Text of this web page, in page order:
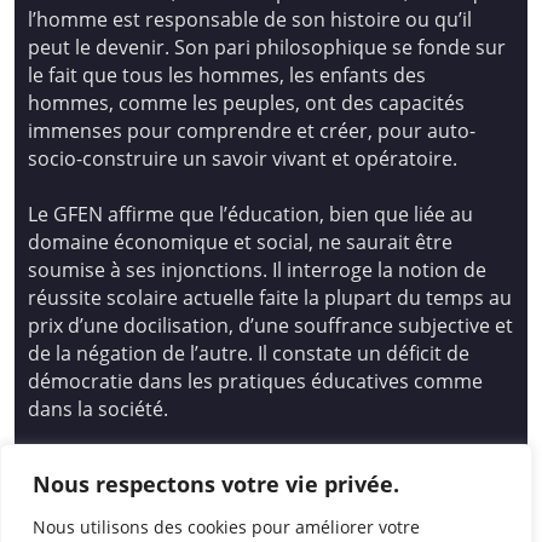
Nous respectons votre vie privée.
Nous utilisons des cookies pour améliorer votre
l’homme est responsable de son histoire ou qu’il
peut le devenir. Son pari philosophique se fonde sur
le fait que tous les hommes, les enfants des
hommes, comme les peuples, ont des capacités
immenses pour comprendre et créer, pour auto-
socio-construire un savoir vivant et opératoire.
Le GFEN affirme que l’éducation, bien que liée au
domaine économique et social, ne saurait être
soumise à ses injonctions. Il interroge la notion de
réussite scolaire actuelle faite la plupart du temps au
prix d’une docilisation, d’une souffrance subjective et
de la négation de l’autre. Il constate un déficit de
démocratie dans les pratiques éducatives comme
dans la société.
Nouvelle
14 avenue Spinoza 94200 Ivry Sur Seine